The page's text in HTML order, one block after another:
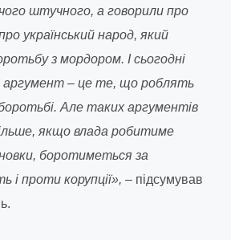
штучного, а говорили про
український народ, який
з мордором. І сьогодні
аргумент – це те, що роблять
боротьбі. Але таких аргументів
якщо влада робитиме
боротиметься за
і проти корупції», – підсумував